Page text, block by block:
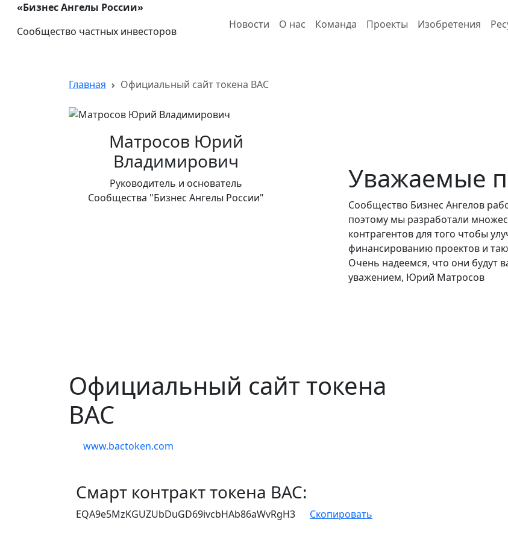
«Бизнес Ангелы России»
Сообщество частных инвесторов
Новости О нас Команда Проекты Изобретения
Главная Официальный сайт токена BAC
Матросов Юрий
Владимирович
Руководитель и основатель
Сообщества "Бизнес Ангелы России"
Уважаемые
Сообщество Бизнес Ангелов
поэтому мы разработали
контрагентов для того чтобы
финансированию проектов и
Очень надеемся, что они будут
уважением, Юрий Матросов
Официальный сайт токена
BAC
www.bactoken.com
Смарт контракт токена BAC:
EQA9e5MzKGUZUbDuGD69ivcbHAb86aWvRgH3 Cкопировать